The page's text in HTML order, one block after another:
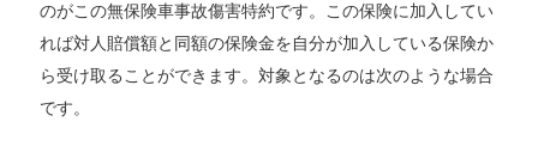
のがこの無保険車事故傷害特約です。この保険に加入してい
れば対人賠償額と同額の保険金を自分が加入している保険か
ら受け取ることができます。対象となるのは次のような場合
です。